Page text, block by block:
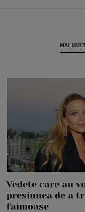
MAI
Vedete care au
presiunea de a
faimoase